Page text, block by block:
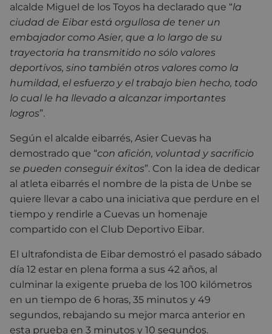
alcalde Miguel de los Toyos ha declarado que “la
ciudad de Eibar está orgullosa de tener un
embajador como Asier, que a lo largo de su
trayectoria ha transmitido no sólo valores
deportivos, sino también otros valores como la
humildad, el esfuerzo y el trabajo bien hecho, todo
lo cual le ha llevado a alcanzar importantes
logros”.
Según el alcalde eibarrés, Asier Cuevas ha
demostrado que “con afición, voluntad y sacrificio
se pueden conseguir éxitos”. Con la idea de dedicar
al atleta eibarrés el nombre de la pista de Unbe se
quiere llevar a cabo una iniciativa que perdure en el
tiempo y rendirle a Cuevas un homenaje
compartido con el Club Deportivo Eibar.
El ultrafondista de Eibar demostró el pasado sábado
día 12 estar en plena forma a sus 42 años, al
culminar la exigente prueba de los 100 kilómetros
en un tiempo de 6 horas, 35 minutos y 49
segundos, rebajando su mejor marca anterior en
esta prueba en 3 minutos y 10 segundos.